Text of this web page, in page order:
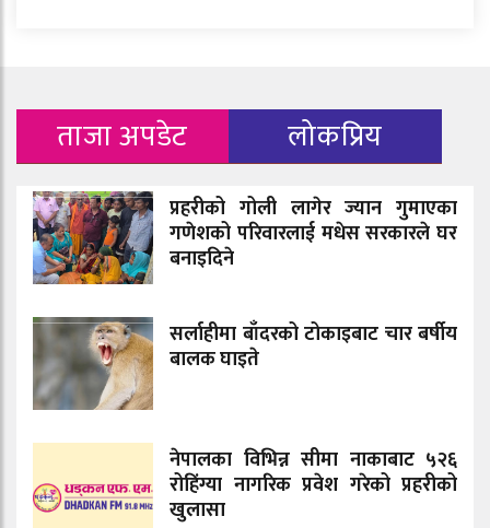
ताजा अपडेट लोकप्रिय
प्रहरीको गोली लागेर ज्यान गुमाएका
गणेशको परिवारलाई मधेस सरकारले घर
बनाइदिने
सर्लाहीमा बाँदरको टोकाइबाट चार बर्षीय
बालक घाइते
नेपालका विभिन्न सीमा नाकाबाट ५२६
रोहिंग्या नागरिक प्रवेश गरेको प्रहरीको
खुलासा